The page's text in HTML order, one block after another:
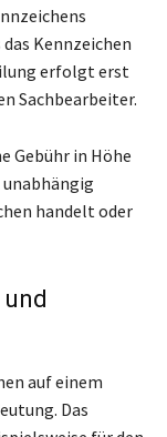
Kennzeichen
erfolgt erst
Sachbearbeiter.
Gebühr in Höhe
unabhängig
handelt oder
auf einem
Das